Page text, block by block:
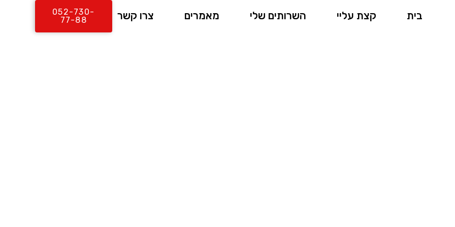
בית קצת עליי השרותים שלי מאמרים צרו קשר
052-730-
77-88